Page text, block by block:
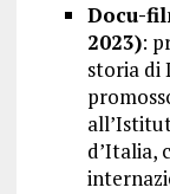
Docu-
2023):
storia di
d’Italia,